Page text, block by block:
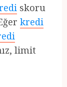
skoru
kredi
limit